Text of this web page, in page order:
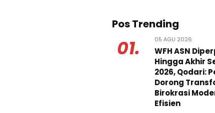
Pos Trending
01. 05 AGU 2026
WFH ASN
Hingga Akhir
2026, Qodari:
Dorong
Birokrasi
Efisien